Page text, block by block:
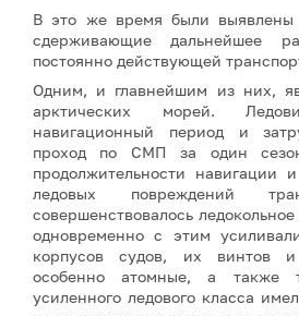
В это же время были выявлены
сдерживающие дальнейшее
постоянно действующей
Одним, и главнейшим из них,
арктических морей.
навигационный период и
проход по СМП за один
продолжительности навигации
ледовых повреждений
совершенствовалось
одновременно с этим
корпусов судов, их винтов
особенно атомные, а также
усиленного ледового класса